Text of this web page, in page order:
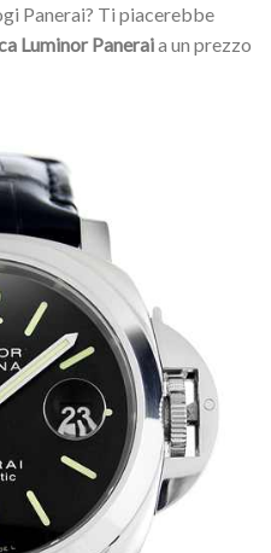
Panerai? Ti piacerebbe
Luminor Paneraia un prezzo